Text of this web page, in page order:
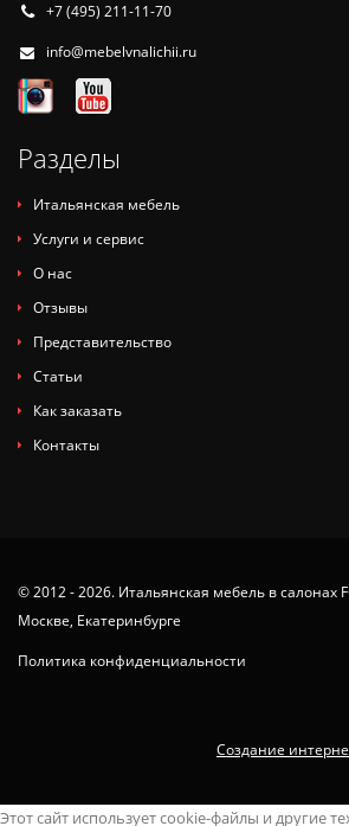
+7 (495) 211-11-70
info@mebelvnalichii.ru
Разделы
Итальянская мебель
Услуги и сервис
О нас
Отзывы
Представительство
Статьи
Как заказать
Контакты
© 2012 - 2026. Итальянская мебель в салонах
Москве, Екатеринбурге
Политика конфиденциальности
Создание
tamil
x
animaltube
deshi
juy-
ang
you
ang
nude
neha
latest
سكس
masaladei
xx.videos
dissidia
Этот сайт использует cookie-файлы и другие